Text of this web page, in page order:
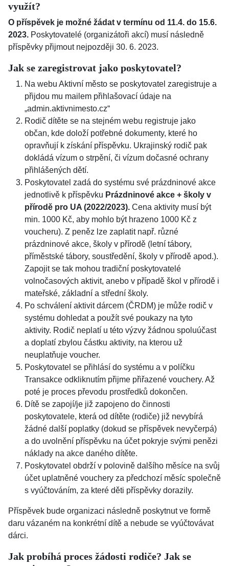
využít?
O příspěvek je možné žádat v termínu od 11.4. do 15.6.
2023. Poskytovatelé (organizátoři akcí) musí následně
příspěvky přijmout nejpozději 30. 6. 2023.
Jak se zaregistrovat jako poskytovatel?
Na webu Aktivní město se poskytovatel zaregistruje a
přijdou mu mailem přihlašovací údaje na
„admin.aktivnimesto.cz“
Rodič dítěte se na stejném webu registruje jako
občan, kde doloží potřebné dokumenty, které ho
opravňují k získání příspěvku. Ukrajinský rodič pak
dokládá vízum o strpění, či vízum dočasné ochrany
přihlášených dětí.
Poskytovatel zadá do systému své prázdninové akce
jednotlivě k příspěvku Prázdninové akce + školy v
přírodě pro UA (2022/2023). Cena aktivity musí být
min. 1000 Kč, aby mohlo být hrazeno 1000 Kč z
voucheru). Z peněz lze zaplatit např. různé
prázdninové akce, školy v přírodě (letní tábory,
příměstské tábory, soustředění, školy v přírodě apod.).
Zapojit se tak mohou tradiční poskytovatelé
volnočasových aktivit, anebo v případě škol v přírodě i
mateřské, základní a střední školy.
Po schválení aktivit dárcem (ČRDM) je může rodič v
systému dohledat a použít své poukazy na tyto
aktivity. Rodič neplatí u této výzvy žádnou spoluúčast
a doplatí zbylou částku aktivity, na kterou už
neuplatňuje voucher.
Poskytovatel se přihlásí do systému a v políčku
Transakce odkliknutím přijme přiřazené vouchery. Až
poté je proces převodu prostředků dokončen.
Dítě se zapojí/je již zapojeno do činnosti
poskytovatele, která od dítěte (rodiče) již nevybírá
žádné další poplatky (dokud se příspěvek nevyčerpá)
a do uvolnění příspěvku na účet pokryje svými penězi
náklady na akce daného dítěte.
Poskytovatel obdrží v polovině dalšího měsíce na svůj
účet uplatněné vouchery za předchozí měsíc společně
s vyúčtováním, za které děti příspěvky dorazily.
Příspěvek bude organizaci následně poskytnut ve formě
daru vázaném na konkrétní dítě a nebude se vyúčtovávat
dárci.
Jak probíhá proces žádosti rodiče? Jak se